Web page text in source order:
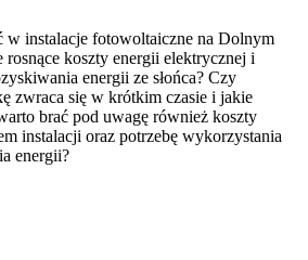
w instalacje fotowoltaiczne na Dolnym
rosnące koszty energii elektrycznej i
energii ze słońca? Czy
zwraca się w krótkim czasie i jakie
brać pod uwagę również koszty
instalacji oraz potrzebę wykorzystania
energii?